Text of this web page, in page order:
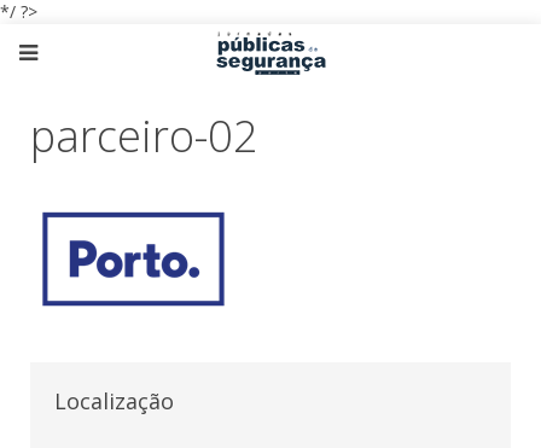
*/ ?>
parceiro-02
Localização